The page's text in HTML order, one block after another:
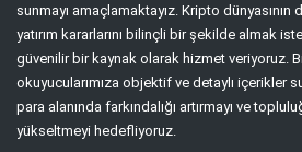
sunmayı amaçlamaktayız. Kripto
yatırım kararlarını bilinçli bir şekilde almak
güvenilir bir kaynak olarak hizmet veriyoruz.
okuyucularımıza objektif ve detaylı içerikler
para alanında farkındalığı artırmayı ve
yükseltmeyi hedefliyoruz.